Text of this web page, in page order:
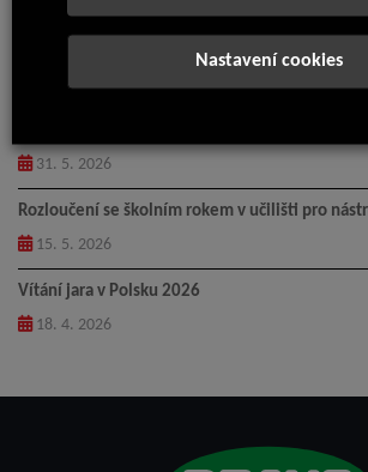
Pingpongový turnaj 2026
5. 6. 2026
31. 5. 2026
Rozloučení se školním rokem v učilišti pro
15. 5. 2026
Vítání jara v Polsku 2026
18. 4. 2026
Nastavení cookies